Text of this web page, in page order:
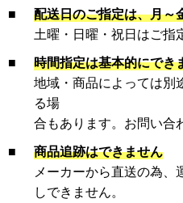
■
配送日のご指定は、月～
土曜・日曜・祝日はご指
■
時間指定は基本的にでき
地域・商品によっては別
る場
合もあります。お問い合
■
商品追跡はできません
メーカーから直送の為、
しできません。